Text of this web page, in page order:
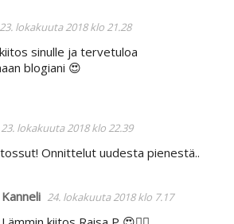
23. lokakuuta 2018 klo 21.28
sinulle ja tervetuloa
blogiani 😍
23. lokakuuta 2018 klo 22.39
Onnittelut uudesta pienestä..
Kanneli 24. lokakuuta 2018 klo 7.17